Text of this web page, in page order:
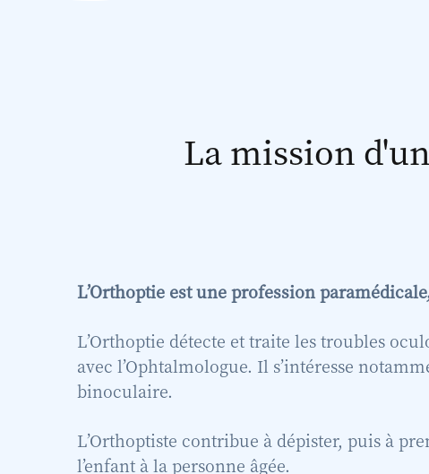
La mission
L’Orthoptie est une profession
L’Orthoptie détecte et traite les troubles
avec l’Ophtalmologue. Il s’intéresse
binoculaire.
L’Orthoptiste contribue à dépister, puis à
l’enfant à la personne âgée.